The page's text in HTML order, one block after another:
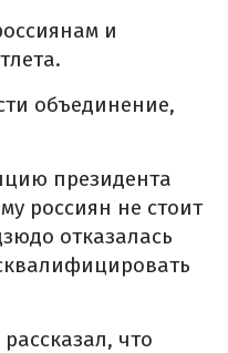
и
объединение,
президента
россиян не стоит
отказалась
что